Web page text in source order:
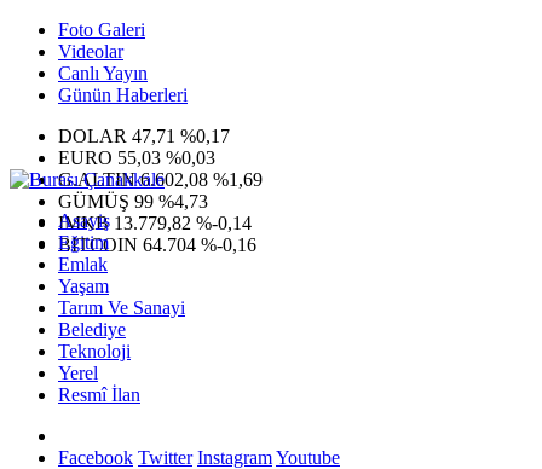
Foto Galeri
Videolar
Canlı Yayın
Günün Haberleri
DOLAR 47,71 %0,17
EURO 55,03 %0,03
G.ALTIN6.602,08 %1,69
GÜMÜŞ 99 %4,73
IMKB 13.779,82 %-0,14
BITCOIN 64.704 %-0,16
Asayiş
Eğitim
Emlak
Yaşam
Tarım Ve Sanayi
Belediye
Teknoloji
Yerel
Resmî İlan
Facebook Twitter InstagramYoutube